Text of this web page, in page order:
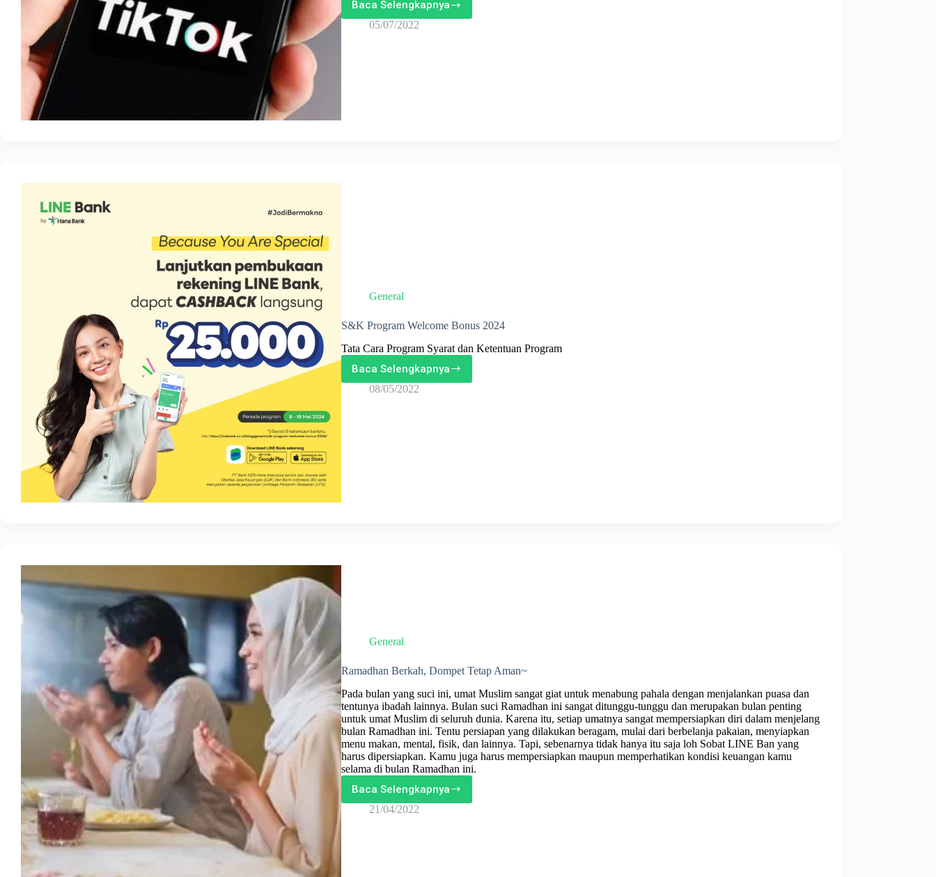
Baca Selengkapnya
Cuan
Dari
05/07/2022
General
S&K Program Welcome Bonus 2024
Tata Cara Program Syarat dan Ketentuan Program
Baca Selengkapnya
S&K
Program
08/05/2022
General
Ramadhan Berkah, Dompet Tetap Aman~
Pada bulan yang suci ini, umat Muslim sangat giat untuk menabung pahala dengan menjalankan puasa dan
tentunya ibadah lainnya. Bulan suci Ramadhan ini sangat ditunggu-tunggu dan merupakan bulan penting
untuk umat Muslim di seluruh dunia. Karena itu, setiap umatnya sangat mempersiapkan diri dalam menjelang
bulan Ramadhan ini. Tentu persiapan yang dilakukan beragam, mulai dari berbelanja pakaian, menyiapkan
menu makan, mental, fisik, dan lainnya. Tapi, sebenarnya tidak hanya itu saja loh Sobat LINE Ban yang
harus dipersiapkan. Kamu juga harus mempersiapkan maupun memperhatikan kondisi keuangan kamu
selama di bulan Ramadhan ini.
Baca Selengkapnya
Ramadhan
Berkah,
21/04/2022